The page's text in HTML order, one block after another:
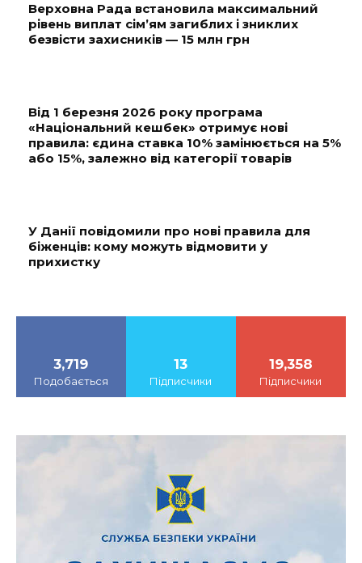
Верховна Рада встановила максимальний
рівень виплат сім’ям загиблих і зниклих
безвісти захисників — 15 млн грн
Від 1 березня 2026 року програма
«Національний кешбек» отримує нові
правила: єдина ставка 10% замінюється на 5%
або 15%, залежно від категорії товарів
У Данії повідомили про нові правила для
біженців: кому можуть відмовити у
прихистку
3,719
Подобається
13
Підписчики
19,358
Підписчики